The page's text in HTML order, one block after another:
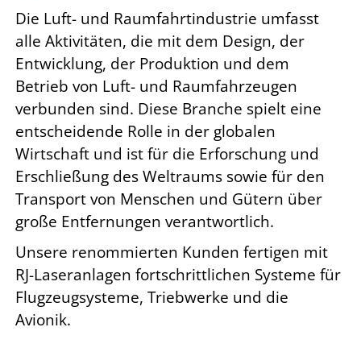
Die Luft- und Raumfahrtindustrie umfasst
alle Aktivitäten, die mit dem Design, der
Entwicklung, der Produktion und dem
Betrieb von Luft- und Raumfahrzeugen
verbunden sind. Diese Branche spielt eine
entscheidende Rolle in der globalen
Wirtschaft und ist für die Erforschung und
Erschließung des Weltraums sowie für den
Transport von Menschen und Gütern über
große Entfernungen verantwortlich.
Unsere renommierten Kunden fertigen mit
RJ-Laseranlagen fortschrittlichen Systeme für
Flugzeugsysteme, Triebwerke und die
Avionik.